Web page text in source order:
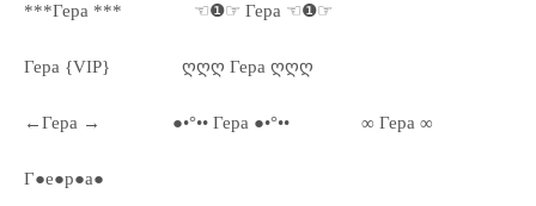
***Гера *** ☜❶☞ Гера ☜❶☞
Гера {VIP} ღღღ Гера ღღღ
←Гера → ●•°•• Гера ●•°•• ∞ Гера ∞
Г●е●р●а●